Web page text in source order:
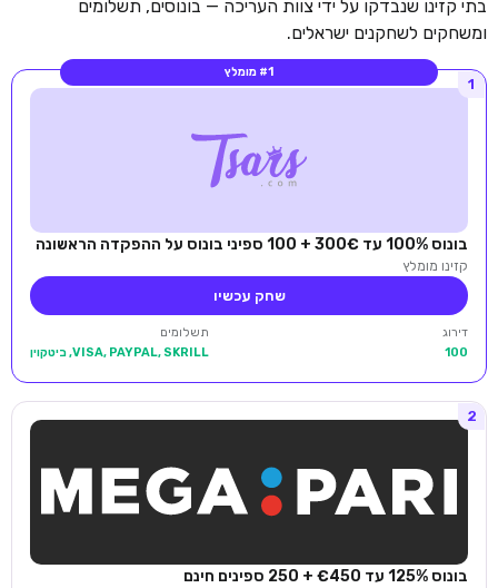
בתי קזינו שנבדקו על ידי צוות העריכה — בונוסים, תשלומים
ומשחקים לשחקנים ישראלים.
#1 מומלץ
1
בונוס 100% עד 300€ + 100 ספיני בונוס על ההפקדה הראשונה
קזינו מומלץ
שחק עכשיו
דירוג
100
תשלומים
VISA, PAYPAL, SKRILL, ביטקוין
2
בונוס 125% עד €450 + 250 ספינים חינם